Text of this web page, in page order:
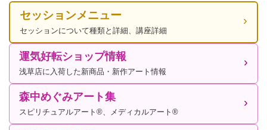
セッションメニュー
セッションについて種類と詳細、講座詳細
運気好転ショップ情報
浅草店に入荷した新商品・新作アート情報
森中めぐみアート集
スピリチュアルアート®、メディカルアート®